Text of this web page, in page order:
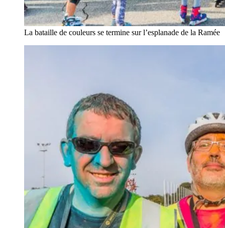
La bataille de couleurs se termine sur l’esplanade de la Ramée